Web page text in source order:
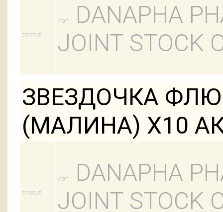
37380/5
Изг:
DANAPHA
JOINT STOCK
ЗВЕЗДОЧКА
(МАЛИНА) Х10
37380/5
Изг:
DANAPHA
JOINT STOCK